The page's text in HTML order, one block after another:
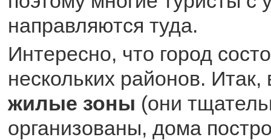
направляются туда.
Интересно, что город
нескольких районов. Итак,
жилые зоны (они
организованы, дома